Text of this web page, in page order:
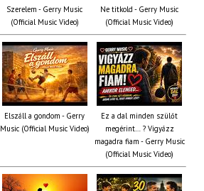
Szerelem - Gerry Music
(Official Music Video)
Ne titkold - Gerry Music
(Official Music Video)
Elszáll a gondom - Gerry
Music (Official Music Video)
Ez a dal minden szülőt
megérint… ? Vigyázz
magadra fiam - Gerry Music
(Official Music Video)